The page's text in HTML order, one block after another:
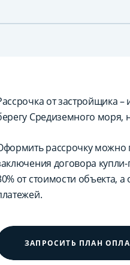
от застройщика –
Средиземного моря,
рассрочку можно
договора
от стоимости объекта,
ЗАПРОСИТЬ ПЛАН